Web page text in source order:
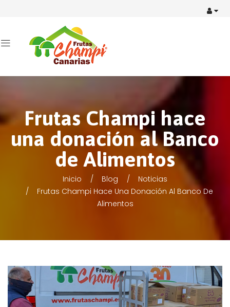
Frutas Champi hace
una donación al Banco
de Alimentos
Inicio Blog
Noticias
Frutas Champi Hace Una Donación Al Banco De
Alimentos